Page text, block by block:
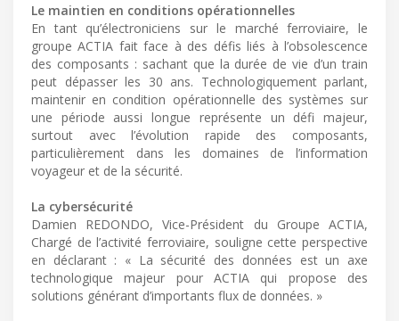
Le maintien en conditions opérationnelles
En tant qu’électroniciens sur le marché ferroviaire, le
groupe ACTIA fait face à des défis liés à l’obsolescence
des composants : sachant que la durée de vie d’un train
peut dépasser les 30 ans. Technologiquement parlant,
maintenir en condition opérationnelle des systèmes sur
une période aussi longue représente un défi majeur,
surtout avec l’évolution rapide des composants,
particulièrement dans les domaines de l’information
voyageur et de la sécurité.
La cybersécurité
Damien REDONDO, Vice-Président du Groupe ACTIA,
Chargé de l’activité ferroviaire, souligne cette perspective
en déclarant : « La sécurité des données est un axe
technologique majeur pour ACTIA qui propose des
solutions générant d’importants flux de données. »